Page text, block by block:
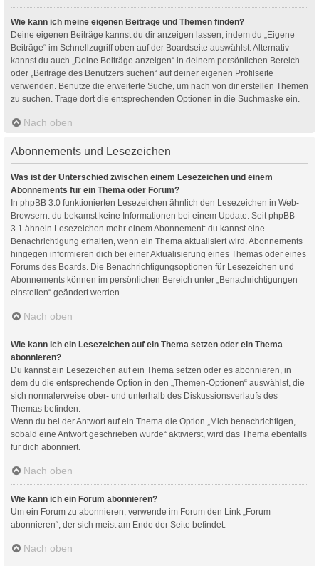
Wie kann ich meine eigenen Beiträge und Themen finden?
Deine eigenen Beiträge kannst du dir anzeigen lassen, indem du „Eigene
Beiträge“ im Schnellzugriff oben auf der Boardseite auswählst. Alternativ
kannst du auch „Deine Beiträge anzeigen“ in deinem persönlichen Bereich
oder „Beiträge des Benutzers suchen“ auf deiner eigenen Profilseite
verwenden. Benutze die erweiterte Suche, um nach von dir erstellen Themen
zu suchen. Trage dort die entsprechenden Optionen in die Suchmaske ein.
Nach oben
Abonnements und Lesezeichen
Was ist der Unterschied zwischen einem Lesezeichen und einem
Abonnements für ein Thema oder Forum?
In phpBB 3.0 funktionierten Lesezeichen ähnlich den Lesezeichen in Web-
Browsern: du bekamst keine Informationen bei einem Update. Seit phpBB
3.1 ähneln Lesezeichen mehr einem Abonnement: du kannst eine
Benachrichtigung erhalten, wenn ein Thema aktualisiert wird. Abonnements
hingegen informieren dich bei einer Aktualisierung eines Themas oder eines
Forums des Boards. Die Benachrichtigungsoptionen für Lesezeichen und
Abonnements können im persönlichen Bereich unter „Benachrichtigungen
einstellen“ geändert werden.
Nach oben
Wie kann ich ein Lesezeichen auf ein Thema setzen oder ein Thema
abonnieren?
Du kannst ein Lesezeichen auf ein Thema setzen oder es abonnieren, in
dem du die entsprechende Option in den „Themen-Optionen“ auswählst, die
sich normalerweise ober- und unterhalb des Diskussionsverlaufs des
Themas befinden.
Wenn du bei der Antwort auf ein Thema die Option „Mich benachrichtigen,
sobald eine Antwort geschrieben wurde“ aktivierst, wird das Thema ebenfalls
für dich abonniert.
Nach oben
Wie kann ich ein Forum abonnieren?
Um ein Forum zu abonnieren, verwende im Forum den Link „Forum
abonnieren“, der sich meist am Ende der Seite befindet.
Nach oben